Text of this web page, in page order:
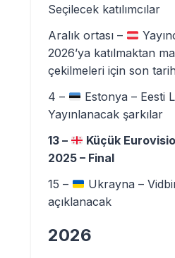
Seçilecek katılımcılar
Aralık ortası –
2026’ya katılmaktan
çekilmeleri için son tarih
4 –
Estonya – Eesti
Yayınlanacak şarkılar
13 –
Küçük
2025 – Final
15 –
Ukrayna –
açıklanacak
2026